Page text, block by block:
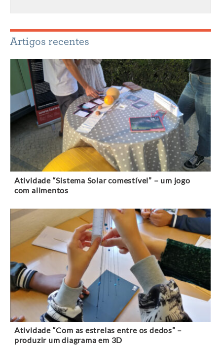
Artigos recentes
Atividade “Sistema Solar comestível” – um jogo
com alimentos
Atividade “Com as estrelas entre os dedos” –
produzir um diagrama em 3D